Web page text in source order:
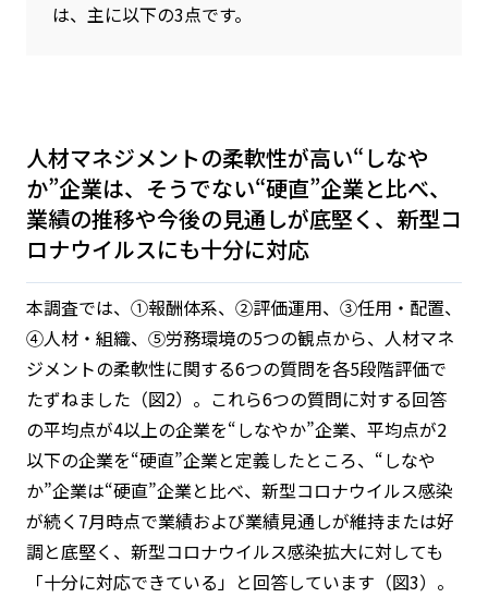
は、主に以下の3点です。
人材マネジメントの柔軟性が高い“しなや
か”企業は、そうでない“硬直”企業と比べ、
業績の推移や今後の見通しが底堅く、新型コ
ロナウイルスにも十分に対応
本調査では、①報酬体系、②評価運用、③任用・配置、
④人材・組織、⑤労務環境の5つの観点から、人材マネ
ジメントの柔軟性に関する6つの質問を各5段階評価で
たずねました（図2）。これら6つの質問に対する回答
の平均点が4以上の企業を“しなやか”企業、平均点が2
以下の企業を“硬直”企業と定義したところ、“しなや
か”企業は“硬直”企業と比べ、新型コロナウイルス感染
が続く7月時点で業績および業績見通しが維持または好
調と底堅く、新型コロナウイルス感染拡大に対しても
「十分に対応できている」と回答しています（図3）。